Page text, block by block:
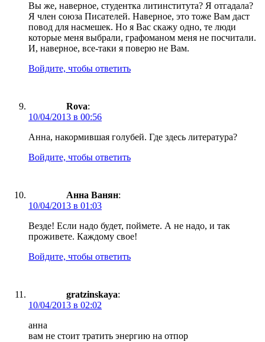
Вы же, наверное, студентка литинститута? Я отгадала?
Я член союза Писателей. Наверное, это тоже Вам даст
повод для насмешек. Но я Вас скажу одно, те люди
которые меня выбрали, графоманом меня не посчитали.
И, наверное, все-таки я поверю не Вам.
Войдите, чтобы ответить
Rova:
10/04/2013 в 00:56
Анна, накормившая голубей. Где здесь литература?
Войдите, чтобы ответить
Анна Ванян:
10/04/2013 в 01:03
Везде! Если надо будет, поймете. А не надо, и так
проживете. Каждому свое!
Войдите, чтобы ответить
gratzinskaya:
10/04/2013 в 02:02
анна
вам не стоит тратить энергию на отпор